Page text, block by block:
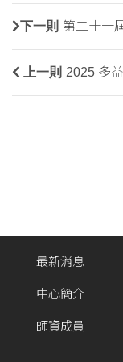
下一則 第二十一
上一則 2025 多
最新消息
中心簡介
師資成員